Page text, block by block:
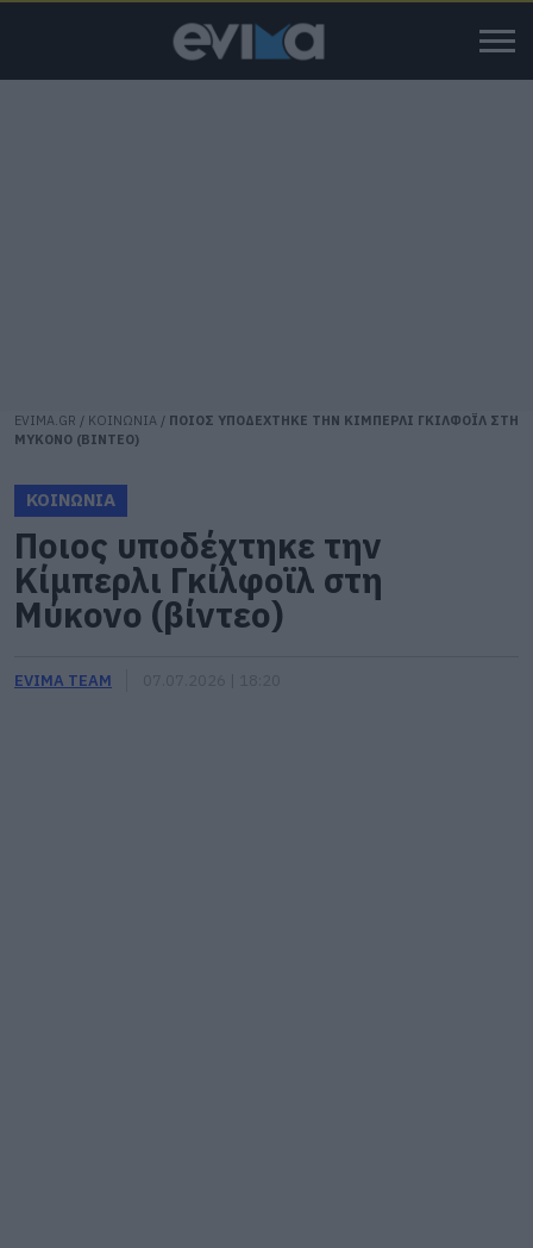
EVIMA.GR / ΚΟΙΝΩΝΙΑ / ΠΟΙΟΣ ΥΠΟΔΕΧΤΗΚΕ ΤΗΝ ΚΙΜΠΕΡΛΙ ΓΚΙΛΦΟΪΛ ΣΤΗ
ΜΥΚΟΝΟ (ΒΙΝΤΕΟ)
ΚΟΙΝΩΝΙΑ
Ποιος υποδέχτηκε την
Κίμπερλι Γκίλφοϊλ στη
Μύκονο (βίντεο)
EVIMA TEAM